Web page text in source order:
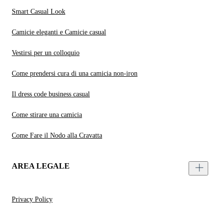
Smart Casual Look
Camicie eleganti e Camicie casual
Vestirsi per un colloquio
Come prendersi cura di una camicia non-iron
Il dress code business casual
Come stirare una camicia
Come Fare il Nodo alla Cravatta
AREA LEGALE
Privacy Policy